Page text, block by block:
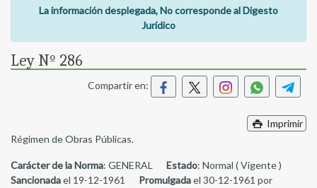
La información desplegada, No corresponde al Digesto
Jurídico
Ley Nº 286
Compartir en:
Imprimir
Régimen de Obras Públicas.
Carácter de la Norma: GENERAL Estado: Normal ( Vigente )
Sancionadael 19-12-1961 Promulgadael 30-12-1961 por